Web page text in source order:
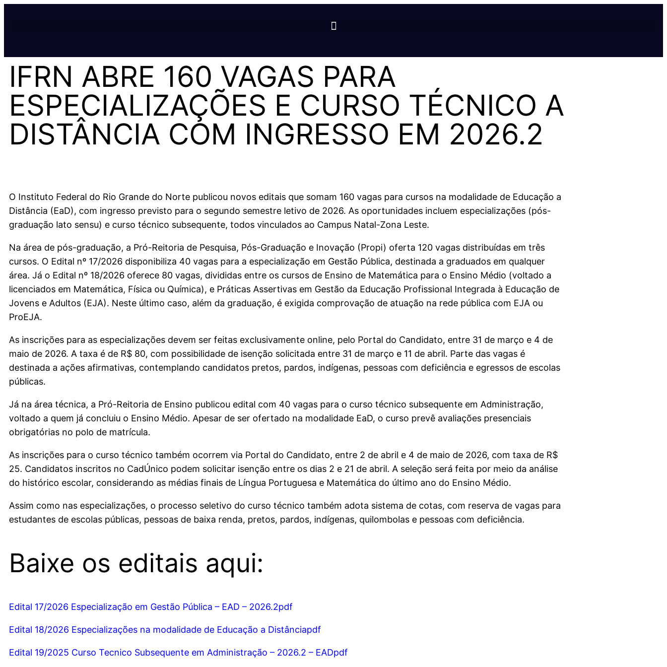
IFRN ABRE 160 VAGAS PARA
ESPECIALIZAÇÕES E CURSO TÉCNICO A
DISTÂNCIA COM INGRESSO EM 2026.2
O Instituto Federal do Rio Grande do Norte publicou novos editais que somam 160 vagas para cursos na modalidade de Educação a
Distância (EaD), com ingresso previsto para o segundo semestre letivo de 2026. As oportunidades incluem especializações (pós-
graduação lato sensu) e curso técnico subsequente, todos vinculados ao Campus Natal-Zona Leste.
Na área de pós-graduação, a Pró-Reitoria de Pesquisa, Pós-Graduação e Inovação (Propi) oferta 120 vagas distribuídas em três
cursos. O Edital nº 17/2026 disponibiliza 40 vagas para a especialização em Gestão Pública, destinada a graduados em qualquer
área. Já o Edital nº 18/2026 oferece 80 vagas, divididas entre os cursos de Ensino de Matemática para o Ensino Médio (voltado a
licenciados em Matemática, Física ou Química), e Práticas Assertivas em Gestão da Educação Profissional Integrada à Educação de
Jovens e Adultos (EJA). Neste último caso, além da graduação, é exigida comprovação de atuação na rede pública com EJA ou
ProEJA.
As inscrições para as especializações devem ser feitas exclusivamente online, pelo Portal do Candidato, entre 31 de março e 4 de
maio de 2026. A taxa é de R$ 80, com possibilidade de isenção solicitada entre 31 de março e 11 de abril. Parte das vagas é
destinada a ações afirmativas, contemplando candidatos pretos, pardos, indígenas, pessoas com deficiência e egressos de escolas
públicas.
Já na área técnica, a Pró-Reitoria de Ensino publicou edital com 40 vagas para o curso técnico subsequente em Administração,
voltado a quem já concluiu o Ensino Médio. Apesar de ser ofertado na modalidade EaD, o curso prevê avaliações presenciais
obrigatórias no polo de matrícula.
As inscrições para o curso técnico também ocorrem via Portal do Candidato, entre 2 de abril e 4 de maio de 2026, com taxa de R$
25. Candidatos inscritos no CadÚnico podem solicitar isenção entre os dias 2 e 21 de abril. A seleção será feita por meio da análise
do histórico escolar, considerando as médias finais de Língua Portuguesa e Matemática do último ano do Ensino Médio.
Assim como nas especializações, o processo seletivo do curso técnico também adota sistema de cotas, com reserva de vagas para
estudantes de escolas públicas, pessoas de baixa renda, pretos, pardos, indígenas, quilombolas e pessoas com deficiência.
Baixe os editais aqui:
Edital 17/2026 Especialização em Gestão Pública – EAD – 2026.2pdf
Edital 18/2026 Especializações na modalidade de Educação a Distânciapdf
Edital 19/2025 Curso Tecnico Subsequente em Administração – 2026.2 – EADpdf